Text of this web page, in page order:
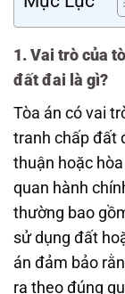
1. Vai trò của
đất đai là gì?
Tòa án có vai
tranh chấp đất
thuận hoặc
quan hành
thường bao
sử dụng đất
án đảm bảo
ra theo đúng